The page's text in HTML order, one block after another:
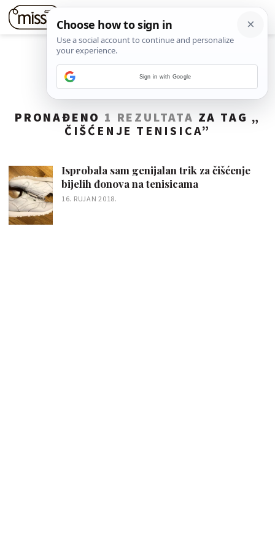
PRONAĐENO 1 REZULTATA ZA TAG „
ČIŠĆENJE TENISICA”
Isprobala sam genijalan trik za čišćenje
bijelih đonova na tenisicama
16. RUJAN 2018.
Sign in with Google